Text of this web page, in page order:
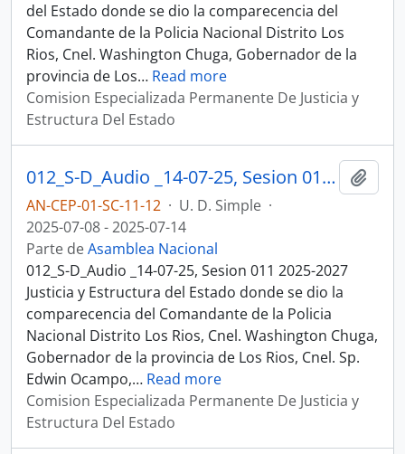
del Estado donde se dio la comparecencia del
Comandante de la Policia Nacional Distrito Los
Rios, Cnel. Washington Chuga, Gobernador de la
provincia de Los… Read more
Comision Especializada Permanente De Justicia y
Estructura Del Estado
012_S-D_Audio _14-07-25, Sesion 011 Justicia y Estructura del Estado
AN-CEP-01-SC-11-12 · U. D. Simple ·
2025-07-08 - 2025-07-14
Parte deAsamblea Nacional
012_S-D_Audio _14-07-25, Sesion 011 2025-2027
Justicia y Estructura del Estado donde se dio la
comparecencia del Comandante de la Policia
Nacional Distrito Los Rios, Cnel. Washington Chuga,
Gobernador de la provincia de Los Rios, Cnel. Sp.
Edwin Ocampo,… Read more
Comision Especializada Permanente De Justicia y
Estructura Del Estado